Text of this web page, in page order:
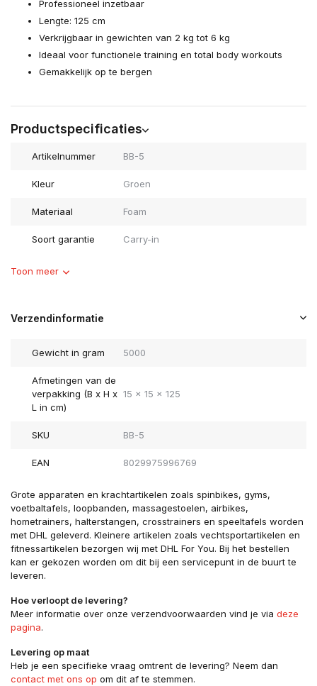
Professioneel inzetbaar
Lengte: 125 cm
Verkrijgbaar in gewichten van 2 kg tot 6 kg
Ideaal voor functionele training en total body workouts
Gemakkelijk op te bergen
Productspecificaties
Artikelnummer BB-5
Kleur Groen
Materiaal Foam
Soort garantie Carry-in
Toon meer
Verzendinformatie
Gewicht in gram 5000
Afmetingen van de
verpakking (B x H x
L in cm)
15 x 15 x 125
SKU BB-5
EAN 8029975996769
Grote apparaten en krachtartikelen zoals spinbikes, gyms,
voetbaltafels, loopbanden, massagestoelen, airbikes,
hometrainers, halterstangen, crosstrainers en speeltafels worden
met DHL geleverd. Kleinere artikelen zoals vechtsportartikelen en
fitnessartikelen bezorgen wij met DHL For You. Bij het bestellen
kan er gekozen worden om dit bij een servicepunt in de buurt te
leveren.
Hoe verloopt de levering?
Meer informatie over onze verzendvoorwaarden vind je via deze
pagina.
Levering op maat
Heb je een specifieke vraag omtrent de levering? Neem dan
contact met ons op om dit af te stemmen.